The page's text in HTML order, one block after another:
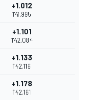
+1.012
1'41.995
+1.101
1'42.084
+1.133
1'42.116
+1.178
1'42.161